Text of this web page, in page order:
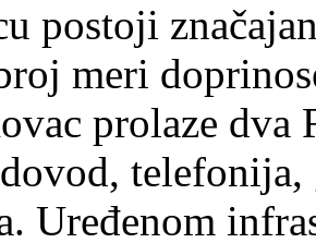
postoji
meri
prolaze dva
Uređenom